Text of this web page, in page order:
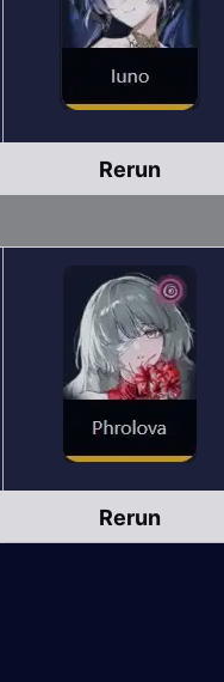
Rerun
Rerun